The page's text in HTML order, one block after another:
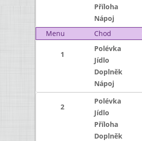
Příloha
Nápoj
Menu
Chod
1
Polévka
Jídlo
Doplněk
Nápoj
2
Polévka
Jídlo
Příloha
Doplněk